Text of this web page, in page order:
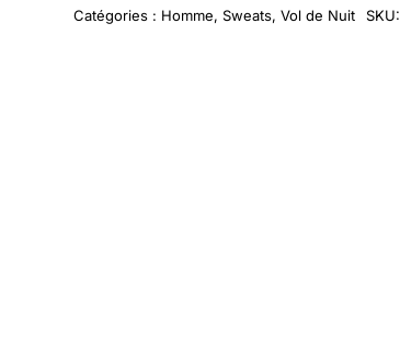
Catégories : Homme,Sweats,Vol de Nuit SKU: